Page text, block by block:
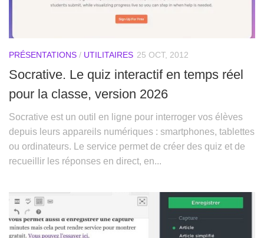
PRÉSENTATIONS / UTILITAIRES 25 OCT, 2012
Socrative. Le quiz interactif en temps réel
pour la classe, version 2026
Socrative est un outil en ligne pour interroger vos élèves
depuis leurs appareils numériques : smartphones, tablettes
ou ordinateurs. Le service permet de créer des quiz et de
recueillir les réponses en direct, en...